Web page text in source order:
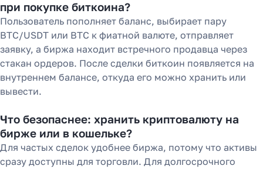
при покупке биткоина?
Пользователь пополняет баланс, выбирает пару
BTC/USDT или BTC к фиатной валюте, отправляет
заявку, а биржа находит встречного продавца через
стакан ордеров. После сделки биткоин появляется на
внутреннем балансе, откуда его можно хранить или
вывести.
Что безопаснее: хранить криптовалюту на
бирже или в кошельке?
Для частых сделок удобнее биржа, потому что активы
сразу доступны для торговли. Для долгосрочного